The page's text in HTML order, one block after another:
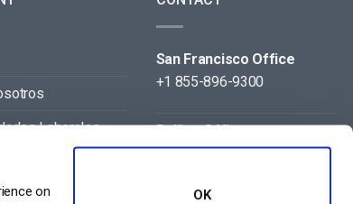
on
OK
Laborales
San Francisco Office
+1 855-896-9300
Beijing Office
+86 105-123-5043